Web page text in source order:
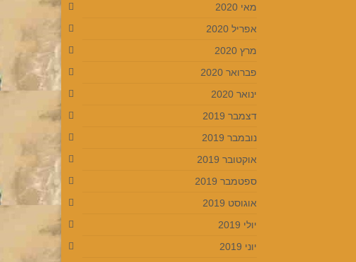
מאי 2020
אפריל 2020
מרץ 2020
פברואר 2020
ינואר 2020
דצמבר 2019
נובמבר 2019
אוקטובר 2019
ספטמבר 2019
אוגוסט 2019
יולי 2019
יוני 2019